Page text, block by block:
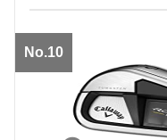
No.10